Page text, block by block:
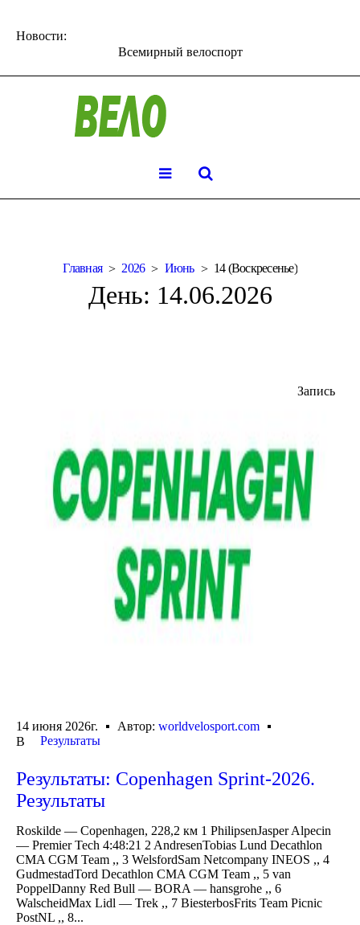
Новости:
Всемирный велоспорт
Главная 2026 Июнь 14 (Воскресенье)
День: 14.06.2026
Запись
14 июня 2026г. Автор: worldvelosport.com
В
Результаты
Результаты: Copenhagen Sprint-2026.
Результаты
Roskilde — Copenhagen, 228,2 км 1 PhilipsenJasper Alpecin
— Premier Tech 4:48:21 2 AndresenTobias Lund Decathlon
CMA CGM Team ,, 3 WelsfordSam Netcompany INEOS ,, 4
GudmestadTord Decathlon CMA CGM Team ,, 5 van
PoppelDanny Red Bull — BORA — hansgrohe ,, 6
WalscheidMax Lidl — Trek ,, 7 BiesterbosFrits Team Picnic
PostNL ,, 8...